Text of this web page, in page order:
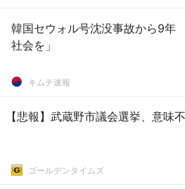
韓国セウォル号沈没事故から9年
社会を」
キムチ速報
【悲報】武蔵野市議会選挙、意味
ゴールデンタイムズ